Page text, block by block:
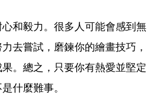
和毅力。很多人可能會感到無
去嘗試，磨鍊你的繪畫技巧，
。總之，只要你有熱愛並堅定
什麼難事。